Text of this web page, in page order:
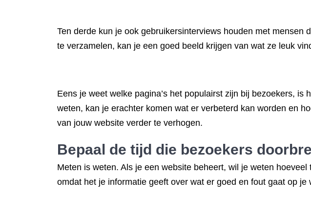
Ten derde kun je ook gebruikersinterviews houden met
te verzamelen, kan je een goed beeld krijgen van wat ze leuk
Eens je weet welke pagina’s het populairst zijn bij bezoekers,
weten, kan je erachter komen wat er verbeterd kan worden en
van jouw website verder te verhogen.
Bepaal de tijd die bezoekers
Meten is weten. Als je een website beheert, wil je weten
omdat het je informatie geeft over wat er goed en fout gaat op je